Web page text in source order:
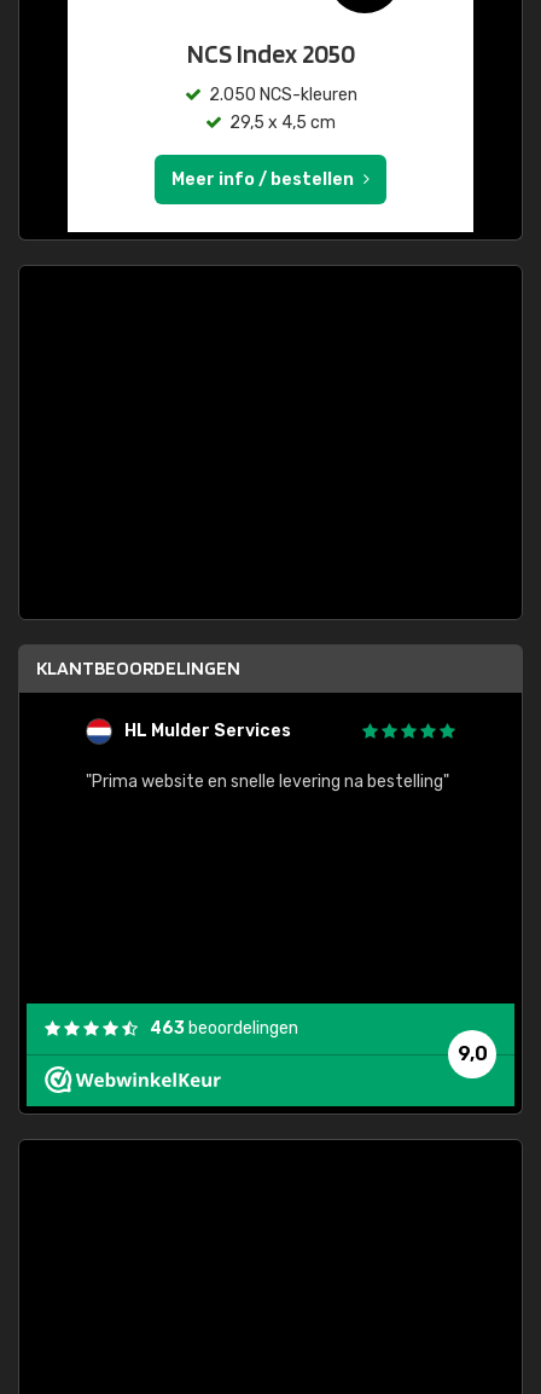
NCS Index 2050
2.050 NCS-kleuren
29,5 x 4,5 cm
Meer info / bestellen
KLANTBEOORDELINGEN
HL Mulder Services
"Prima website en snelle levering na bestelling"
9,0
463 beoordelingen